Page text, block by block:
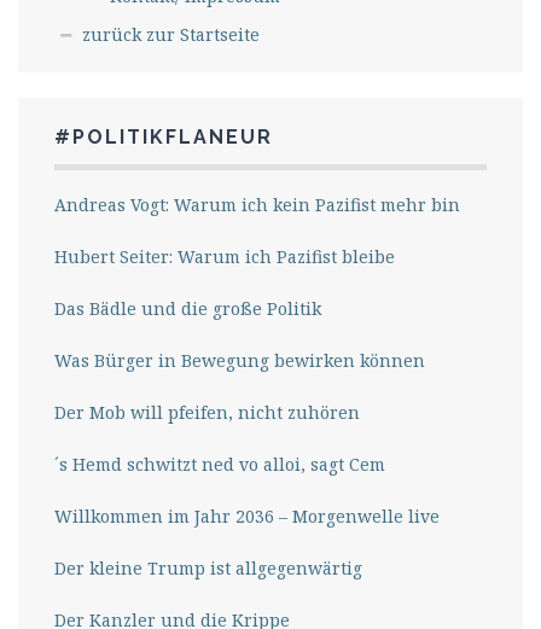
zurück zur Startseite
#POLITIKFLANEUR
Andreas Vogt: Warum ich kein Pazifist mehr bin
Hubert Seiter: Warum ich Pazifist bleibe
Das Bädle und die große Politik
Was Bürger in Bewegung bewirken können
Der Mob will pfeifen, nicht zuhören
´s Hemd schwitzt ned vo alloi, sagt Cem
Willkommen im Jahr 2036 – Morgenwelle live
Der kleine Trump ist allgegenwärtig
Der Kanzler und die Krippe